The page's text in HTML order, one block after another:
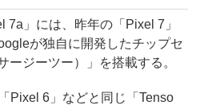
」には、昨年の「Pixel 7」
が独自に開発したチップセ
ージーツー）」を搭載する。
Pixel 6」などと同じ「Tenso